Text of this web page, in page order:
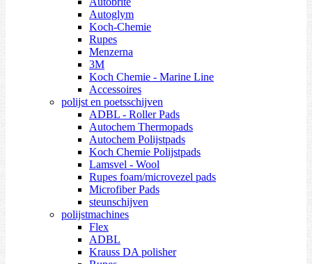
Autoglym
Koch-Chemie
Rupes
Menzerna
3M
Koch Chemie - Marine Line
Accessoires
polijst en poetsschijven
ADBL - Roller Pads
Autochem Thermopads
Autochem Polijstpads
Koch Chemie Polijstpads
Lamsvel - Wool
Rupes foam/microvezel pads
Microfiber Pads
steunschijven
polijstmachines
Flex
ADBL
Krauss DA polisher